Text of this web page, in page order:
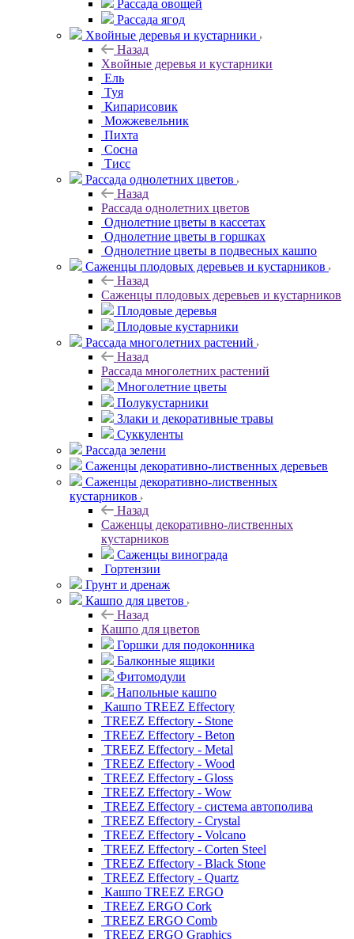
Рассада овощей
Рассада ягод
Хвойные деревья и кустарники
Назад
Хвойные деревья и кустарники
Ель
Туя
Кипарисовик
Можжевельник
Пихта
Сосна
Тисc
Рассада однолетних цветов
Назад
Рассада однолетних цветов
Однолетние цветы в кассетах
Однолетние цветы в горшках
Однолетние цветы в подвесных кашпо
Саженцы плодовых деревьев и кустарников
Назад
Саженцы плодовых деревьев и кустарников
Плодовые деревья
Плодовые кустарники
Рассада многолетних растений
Назад
Рассада многолетних растений
Многолетние цветы
Полукустарники
Злаки и декоративные травы
Суккуленты
Рассада зелени
Саженцы декоративно-лиственных деревьев
Саженцы декоративно-лиственных
кустарников
Назад
Саженцы декоративно-лиственных
кустарников
Саженцы винограда
Гортензии
Грунт и дренаж
Кашпо для цветов
Назад
Кашпо для цветов
Горшки для подоконника
Балконные ящики
Фитомодули
Напольные кашпо
Кашпо TREEZ Effectory
TREEZ Effectory - Stone
TREEZ Effectory - Beton
TREEZ Effectory - Metal
TREEZ Effectory - Wood
TREEZ Effectory - Gloss
TREEZ Effectory - Wow
TREEZ Effectory - система автополива
TREEZ Effectory - Crystal
TREEZ Effectory - Volcano
TREEZ Effectory - Corten Steel
TREEZ Effectory - Black Stone
TREEZ Effectory - Quartz
Кашпо TREEZ ERGO
TREEZ ERGO Cork
TREEZ ERGO Comb
TREEZ ERGO Graphics